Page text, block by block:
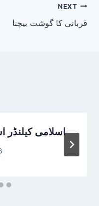
NEXT
قربانی کا گوشت بیچنا
اسلامی